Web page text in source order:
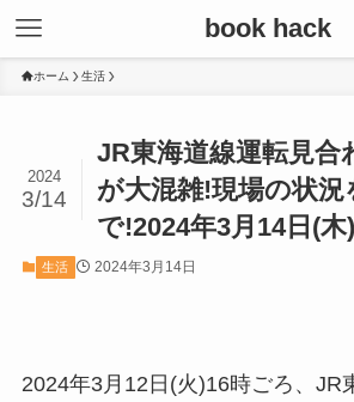
book hack
ホーム 生活
JR東海道線運転見合
が大混雑!現場の状況
で!2024年3月14日(木)
2024
3/14
生活 2024年3月14日
2024年3月12日(火)16時ごろ、JR